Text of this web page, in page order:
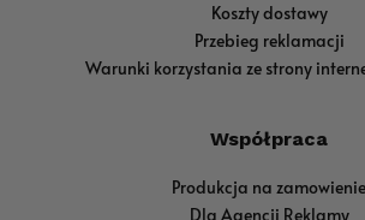
Koszty dostawy
Przebieg reklamacji
Warunki korzystania ze strony
Współpraca
Produkcja na zamowienie
Dla Agencji Reklamy